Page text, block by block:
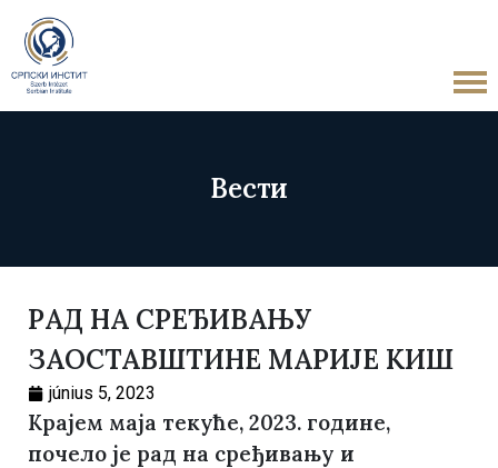
Вести
РАД НА СРЕЂИВАЊУ
ЗАОСТАВШТИНЕ МАРИЈЕ КИШ
június 5, 2023
Крајем маја текуће, 2023. године,
почело је рад на сређивању и